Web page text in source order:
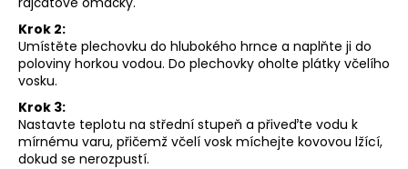
Krok 2:
Umístěte plechovku do hlubokého hrnce a naplňte ji do
poloviny horkou vodou. Do plechovky oholte plátky včelího
vosku.
Krok 3:
Nastavte teplotu na střední stupeň a přiveďte vodu k
mírnému varu, přičemž včelí vosk míchejte kovovou lžící,
dokud se nerozpustí.